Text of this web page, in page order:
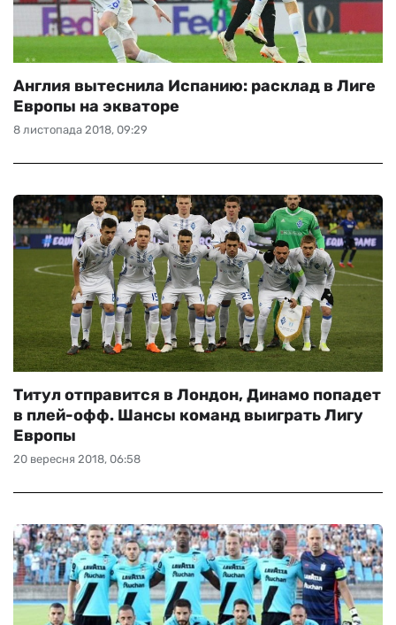
8 листопада 2018, 09:29
Англия вытеснила Испанию: расклад в Лиге
Европы на экваторе
20 вересня 2018, 06:58
Титул отправится в Лондон, Динамо попадет
в плей-офф. Шансы команд выиграть Лигу
Европы